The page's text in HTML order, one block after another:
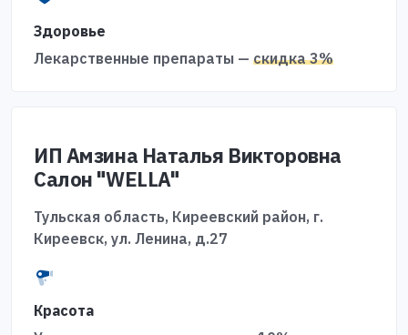
Здоровье
Лекарственные препараты — скидка 3%
ИП Амзина Наталья Викторовна
Салон "WELLA"
Тульская область, Киреевский район, г.
Киреевск, ул. Ленина, д.27
Красота